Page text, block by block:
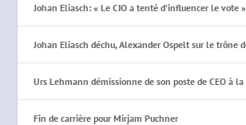
Johan Eliasch: « Le CIO a tenté d’influencer le vote »
Johan Eliasch déchu, Alexander Ospelt sur le trône
Urs Lehmann démissionne de son poste de CEO à la
Fin de carrière pour Mirjam Puchner